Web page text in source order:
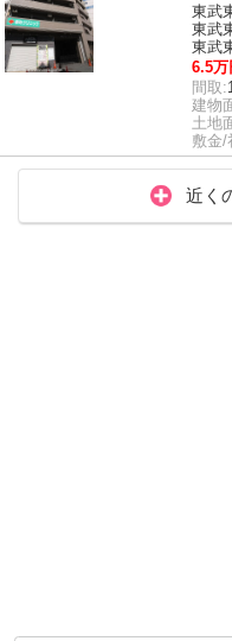
東武
東武
東武
6.5万
間取:
建物
土地
敷金/
近く